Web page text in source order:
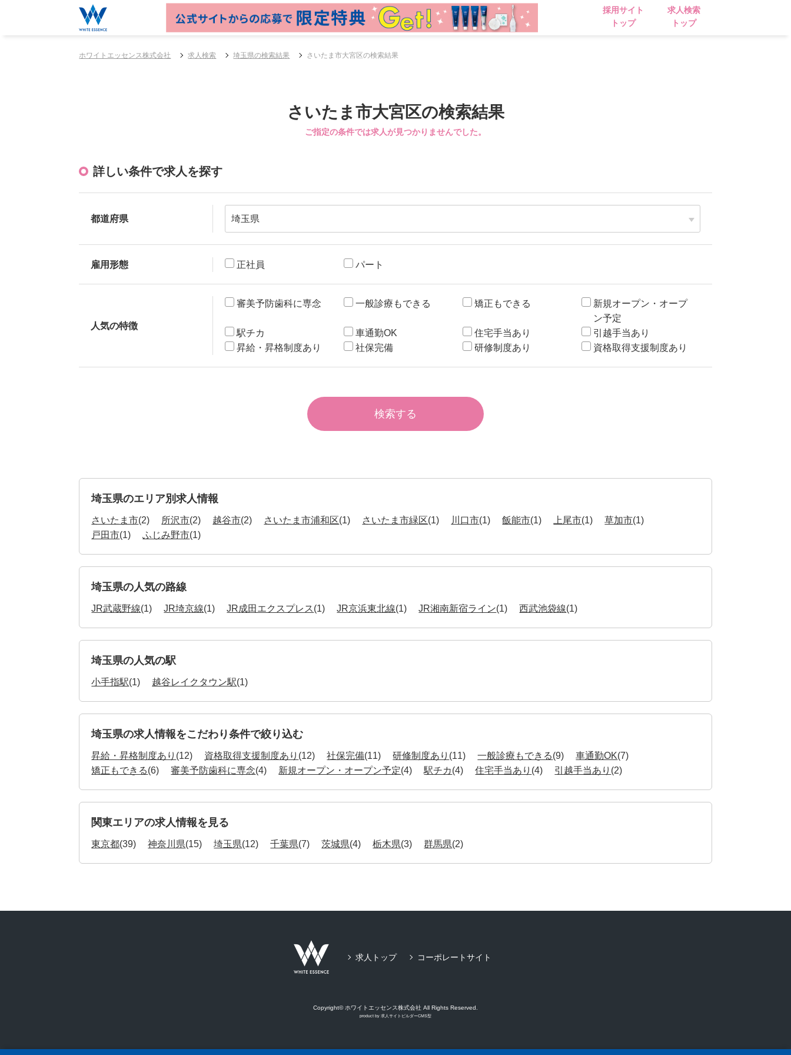
採用サイト
トップ
求人検索
トップ
ホワイトエッセンス株式会社 求人検索 埼玉県の検索結果 さいたま市大宮区の検索結果
さいたま市大宮区の検索結果
ご指定の条件では求人が見つかりませんでした。
詳しい条件で求人を探す
都道府県
雇用形態 正社員 パート
人気の特徴
審美予防歯科に専念 一般診療もできる 矯正もできる
新規オープン・オープ
ン予定
駅チカ
車通勤OK 住宅手当あり
引越手当あり
昇給・昇格制度あり
社保完備 研修制度あり 資格取得支援制度あり
埼玉県のエリア別求人情報
さいたま市(2) 所沢市(2) 越谷市(2) さいたま市浦和区(1) さいたま市緑区(1) 川口市(1) 飯能市(1) 上尾市(1) 草加市(1)
戸田市(1) ふじみ野市(1)
埼玉県の人気の路線
JR武蔵野線(1) JR埼京線(1) JR成田エクスプレス(1) JR京浜東北線(1) JR湘南新宿ライン(1) 西武池袋線(1)
埼玉県の人気の駅
小手指駅(1) 越谷レイクタウン駅(1)
埼玉県の求人情報をこだわり条件で絞り込む
昇給・昇格制度あり (12) 資格取得支援制度あり (12) 社保完備(11) 研修制度あり (11) 一般診療もできる(9) 車通勤OK(7)
矯正もできる(6) 審美予防歯科に専念(4) 新規オープン・オープン予定(4) 駅チカ(4) 住宅手当あり (4) 引越手当あり (2)
関東エリアの求人情報を見る
東京都(39) 神奈川県(15) 埼玉県(12) 千葉県(7) 茨城県(4) 栃木県(3) 群馬県(2)
求人トップ コーポレートサイト
Copyright© ホワイトエッセンス株式会社 All Rights Reserved.
product by 求人サイトビルダーCMS型